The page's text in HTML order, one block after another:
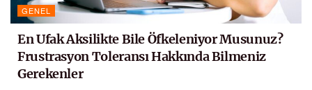
GENEL
En Ufak Aksilikte Bile Öfkeleniyor Musunuz?
Frustrasyon Toleransı Hakkında Bilmeniz
Gerekenler